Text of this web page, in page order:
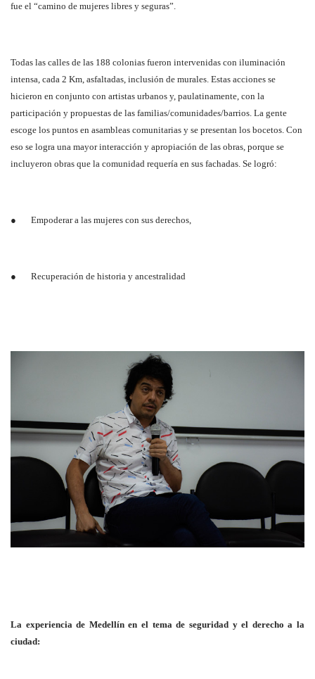
fue el “camino de mujeres libres y seguras”.
Todas las calles de las 188 colonias fueron intervenidas con iluminación
intensa, cada 2 Km, asfaltadas, inclusión de murales. Estas acciones se
hicieron en conjunto con artistas urbanos y, paulatinamente, con la
participación y propuestas de las familias/comunidades/barrios. La gente
escoge los puntos en asambleas comunitarias y se presentan los bocetos. Con
eso se logra una mayor interacción y apropiación de las obras, porque se
incluyeron obras que la comunidad requería en sus fachadas. Se logró:
● Empoderar a las mujeres con sus derechos,
● Recuperación de historia y ancestralidad
La experiencia de Medellín en el tema de seguridad y el derecho a la
ciudad: